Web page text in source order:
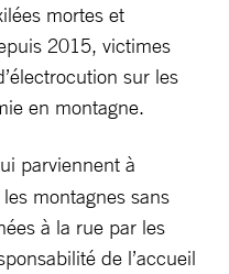
mortes et
2015, victimes
sur les
en montagne.
parviennent à
montagnes sans
à la rue par les
de l’accueil